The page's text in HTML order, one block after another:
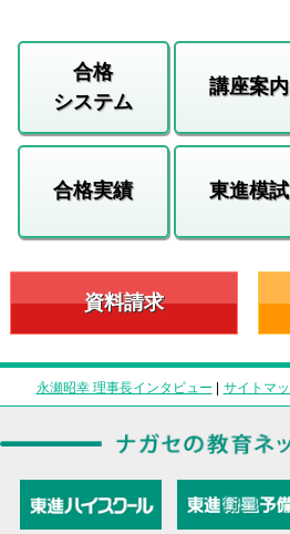
合格
システム
講座案内
合格実績 東進模試
資料請求
永瀬昭幸 理事長インタビュー | サイトマ